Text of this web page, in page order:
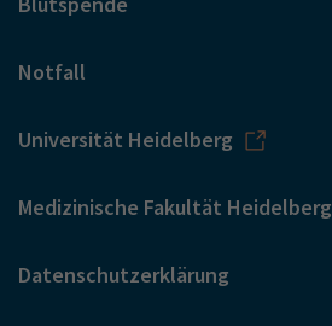
Notfall
Universität Heidelberg
Medizinische Fakultät Heidelberg
Datenschutzerklärung